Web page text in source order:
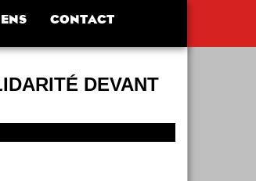
CONTACT
DEVANT